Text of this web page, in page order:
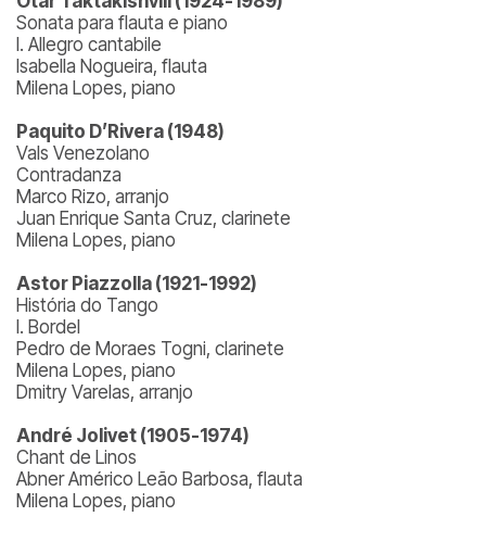
Sonata para flauta e piano
I. Allegro cantabile
Isabella Nogueira, flauta
Milena Lopes, piano
Paquito D’Rivera (1948)
Vals Venezolano
Contradanza
Marco Rizo, arranjo
Juan Enrique Santa Cruz, clarinete
Milena Lopes, piano
Astor Piazzolla (1921-1992)
História do Tango
I. Bordel
Pedro de Moraes Togni, clarinete
Milena Lopes, piano
Dmitry Varelas, arranjo
André Jolivet (1905-1974)
Chant de Linos
Abner Américo Leão Barbosa, flauta
Milena Lopes, piano